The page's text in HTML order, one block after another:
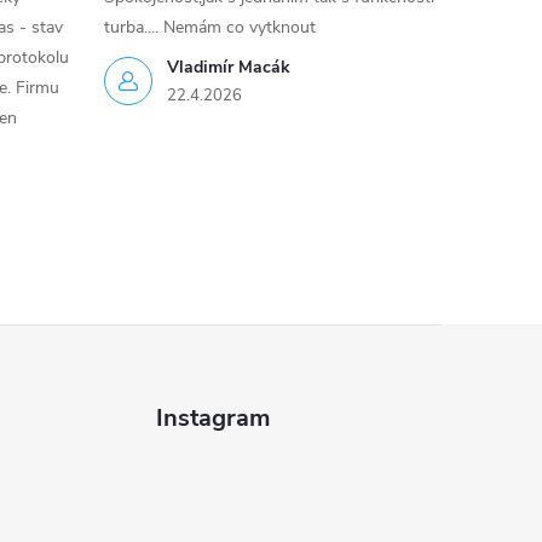
- stav
Firmu
Vladimír Macák
22.4.2026
turba.... Nemám co vytknout
Instagram